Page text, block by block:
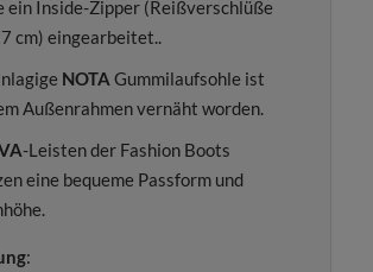
ein Inside-Zipper (Reißverschlüße
cm) eingearbeitet..
NOTA Gummilaufsohle ist
Außenrahmen vernäht worden.
-Leisten der Fashion Boots
eine bequeme Passform und
: